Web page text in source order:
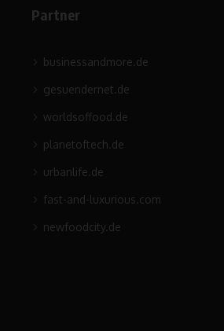
Partner
businessandmore.de
gesuendernet.de
worldsoffood.de
planetoftech.de
urbanlife.de
fast-and-luxurious.com
newfoodcity.de